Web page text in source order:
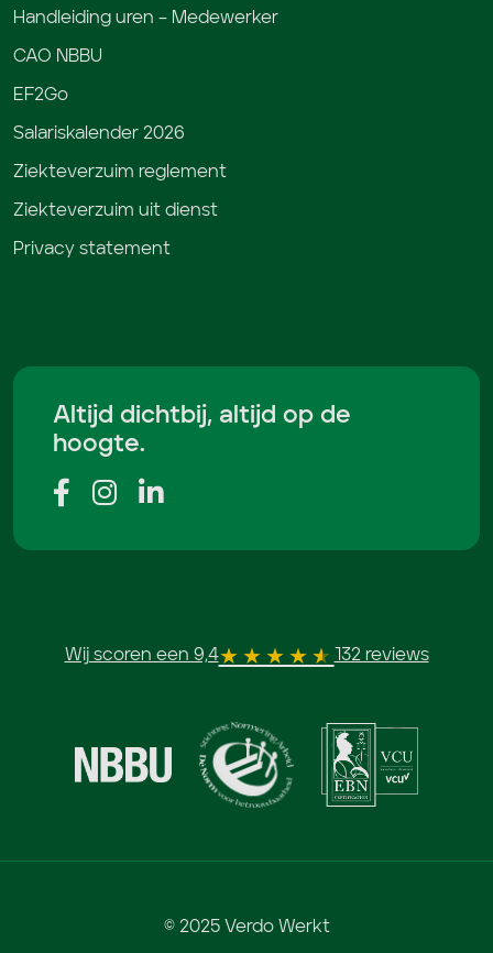
Handleiding uren – Medewerker
CAO NBBU
EF2Go
Salariskalender 2026
Ziekteverzuim reglement
Ziekteverzuim uit dienst
Privacy statement
Altijd dichtbij, altijd op de
hoogte.
Wij scoren een 9,4 132 reviews
© 2025 Verdo Werkt